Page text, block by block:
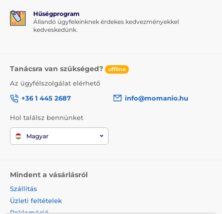
Hűségprogram
Állandó ügyfeleinknek érdekes kedvezményekkel
kedveskedünk.
Tanácsra van szükséged? offline
Az ügyfélszolgálat elérhető
+36 1 445 2687
info@momanio.hu
Hol találsz bennünket
Magyar
Mindent a vásárlásról
Szállítás
Üzleti feltételek
Reklamáció